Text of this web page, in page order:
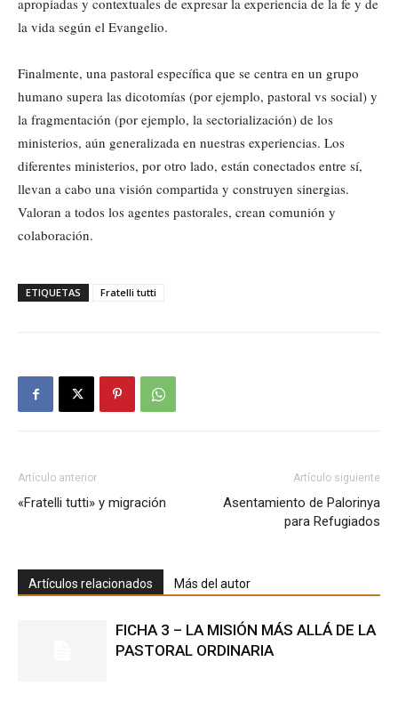
apropiadas y contextuales de expresar la experiencia de la fe y de
la vida según el Evangelio.
Finalmente, una pastoral específica que se centra en un grupo
humano supera las dicotomías (por ejemplo, pastoral vs social) y
la fragmentación (por ejemplo, la sectorialización) de los
ministerios, aún generalizada en nuestras experiencias. Los
diferentes ministerios, por otro lado, están conectados entre sí,
llevan a cabo una visión compartida y construyen sinergias.
Valoran a todos los agentes pastorales, crean comunión y
colaboración.
ETIQUETAS Fratelli tutti
Artículo anterior
«Fratelli tutti» y migración
Artículo siguiente
Asentamiento de Palorinya
para Refugiados
Artículos relacionados Más del autor
FICHA 3 – LA MISIÓN MÁS ALLÁ DE LA
PASTORAL ORDINARIA